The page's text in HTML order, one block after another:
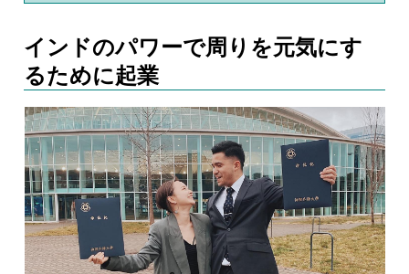
インドのパワーで周りを元気にす
るために起業